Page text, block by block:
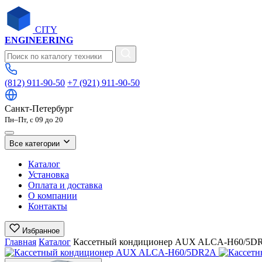
CITY
ENGINEERING
(812) 911-90-50 +7 (921) 911-90-50
Санкт-Петербург
Пн–Пт, с 09 до 20
Все категории
Каталог
Установка
Оплата и доставка
О компании
Контакты
Избранное
Главная Каталог Кассетный кондиционер AUX ALCA-H60/